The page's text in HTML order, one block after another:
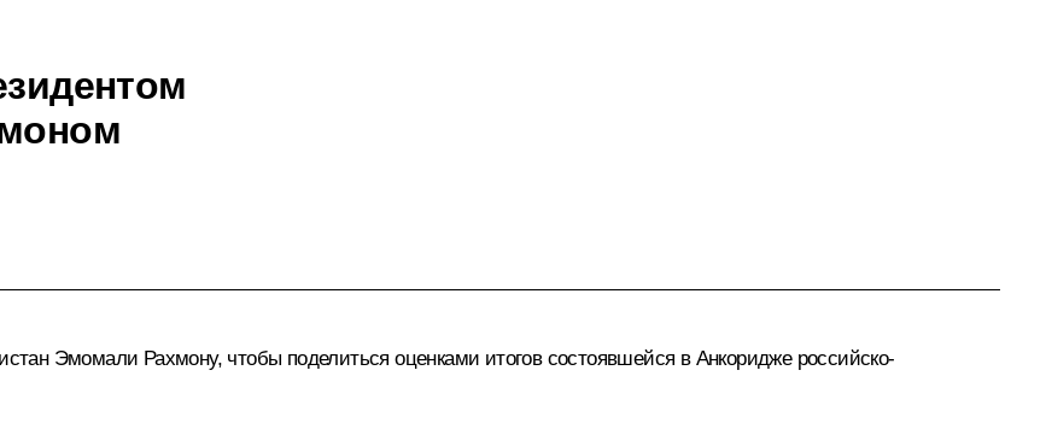
Эмомали Рахмону, чтобы поделиться оценками итогов состоявшейся в Анкоридже российско-